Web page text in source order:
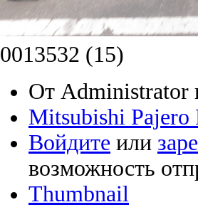
0013532 (15)
От Administrator
Mitsubishi
Войдите или
возможность
Thumbnail